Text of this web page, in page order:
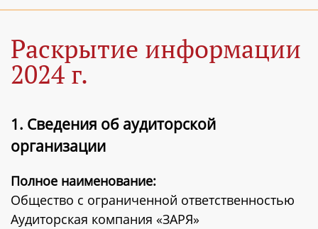
Раскрытие информации
2024 г.
1. Сведения об аудиторской
организации
Полное наименование:
Общество с ограниченной ответственностью
Аудиторская компания «ЗАРЯ»